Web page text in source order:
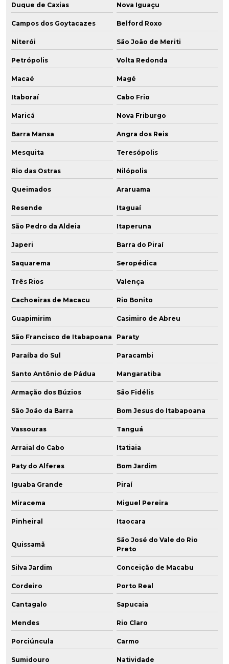
Duque de Caxias Nova Iguaçu
Campos dos Goytacazes Belford Roxo
Niterói São João de Meriti
Petrópolis Volta Redonda
Macaé Magé
Itaboraí Cabo Frio
Maricá Nova Friburgo
Barra Mansa Angra dos Reis
Mesquita Teresópolis
Rio das Ostras Nilópolis
Queimados Araruama
Resende Itaguaí
São Pedro da Aldeia Itaperuna
Japeri Barra do Piraí
Saquarema Seropédica
Três Rios Valença
Cachoeiras de Macacu Rio Bonito
Guapimirim Casimiro de Abreu
São Francisco de Itabapoana Paraty
Paraíba do Sul Paracambi
Santo Antônio de Pádua Mangaratiba
Armação dos Búzios São Fidélis
São João da Barra Bom Jesus do Itabapoana
Vassouras Tanguá
Arraial do Cabo Itatiaia
Paty do Alferes Bom Jardim
Iguaba Grande Piraí
Miracema Miguel Pereira
Pinheiral Itaocara
Quissamã
São José do Vale do Rio
Preto
Silva Jardim Conceição de Macabu
Cordeiro Porto Real
Cantagalo Sapucaia
Mendes Rio Claro
Porciúncula Carmo
Sumidouro Natividade